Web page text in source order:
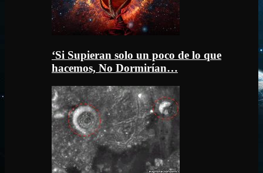
‘Si Supieran solo un poco de lo que
hacemos, No Dormirían…